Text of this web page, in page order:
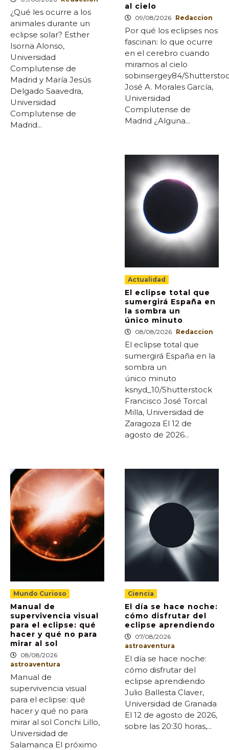
¿Qué les ocurre a los
animales durante un
eclipse solar? Esther
Isorna Alonso,
Universidad
Complutense de
Madrid y María Jesús
Delgado Saavedra,
Universidad
Complutense de
Madrid...
al cielo
09/08/2026 Redaccion
Por qué los eclipses nos
fascinan: lo que ocurre
en el cerebro cuando
miramos al cielo
sobinsergey84/
José A. Morales García,
Universidad
Complutense de
Madrid ¿Alguna...
Actualidad
El eclipse total que
sumergirá España en
la sombra un
único minuto
08/08/2026 Redaccion
El eclipse total que
sumergirá España en la
sombra un
único minuto
ksnyd_10/Shutterstock
Francisco José Torcal
Milla, Universidad de
Zaragoza El 12 de
agosto de 2026...
Mundo Curioso
Manual de
supervivencia visual
para el eclipse: qué
hacer y qué no para
mirar al sol
08/08/2026
astroaventura
Manual de
supervivencia visual
para el eclipse: qué
hacer y qué no para
mirar al sol Conchi Lillo,
Universidad de
Salamanca El próximo
Ciencia
El día se hace noche:
cómo disfrutar del
eclipse aprendiendo
07/08/2026
astroaventura
El día se hace noche:
cómo disfrutar del
eclipse aprendiendo
Julio Ballesta Claver,
Universidad de Granada
El 12 de agosto de 2026,
sobre las 20:30 horas,...